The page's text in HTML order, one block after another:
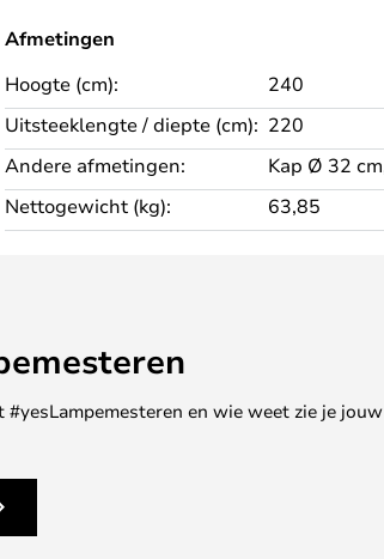
Afmetingen
Hoogte (cm):
240
Uitsteeklengte / diepte (cm): 220
Andere afmetingen:
Kap Ø 32
Nettogewicht (kg):
63,85
en wie weet zie je